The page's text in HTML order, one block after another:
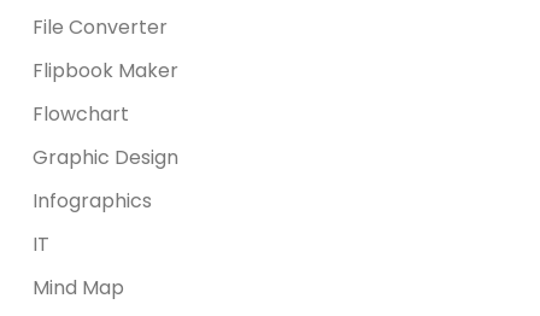
File Converter
Flipbook Maker
Flowchart
Graphic Design
Infographics
IT
Mind Map